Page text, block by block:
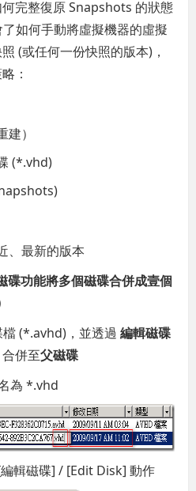
完整復原 Snapshots 的狀態
如何手動將虛擬機器的虛擬
(或任何一份快照的版本)，
：
）
(*.vhd)
、最新的版本
碟功能將多個磁碟合併成壹個
檔 (*.avhd)，並透過編輯磁碟
併至父磁碟
為 *.vhd
輯磁碟] / [Edit Disk] 動作